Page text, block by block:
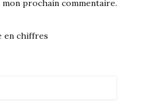
prochain commentaire.
en chiffres